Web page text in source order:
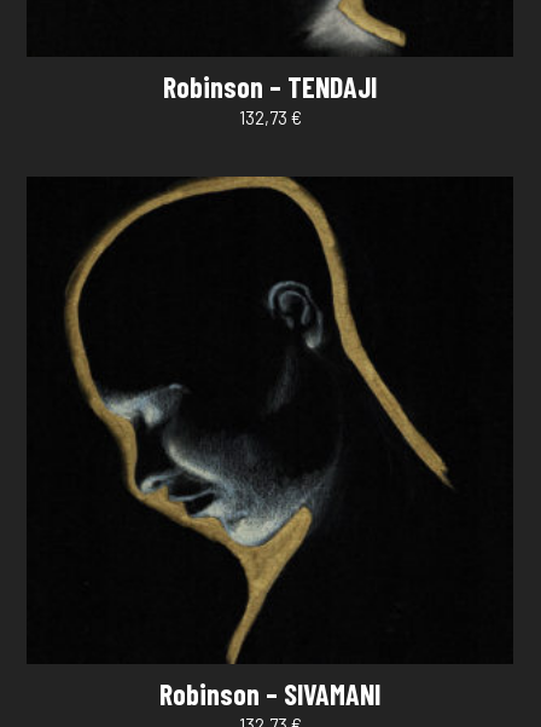
Robinson – TENDAJI
132,73 €
Robinson – SIVAMANI